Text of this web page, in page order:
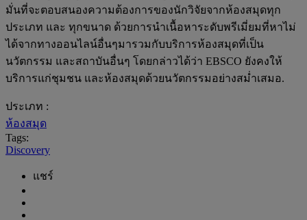
มั่นที่จะตอบสนองความต้องการของนักวิจัยจากห้องสมุดทุก
ประเภท และ ทุกขนาด ด้วยการนำเนื้อหาระดับพรีเมี่ยมที่หาไม่
ได้จากทางออนไลน์อื่นๆมารวมกับบริการห้องสมุดที่เป็น
นวัตกรรม และสถาบันอื่นๆ โดยกล่าวได้ว่า EBSCO ยังคงให้
บริการแก่ชุมชน และห้องสมุดด้วยนวัตกรรมอย่างสม่ำเสมอ.
ประเภท :
ห้องสมุด
Tags:
Discovery
แชร์